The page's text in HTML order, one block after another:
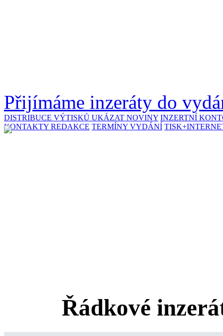
Přijímáme inzeráty do
DISTRIBUCE VÝTISKŮ UKÁZAT NOVINY INZERTNÍ
KONTAKTY REDAKCE TERMÍNY VYDÁNÍ
Řádkové